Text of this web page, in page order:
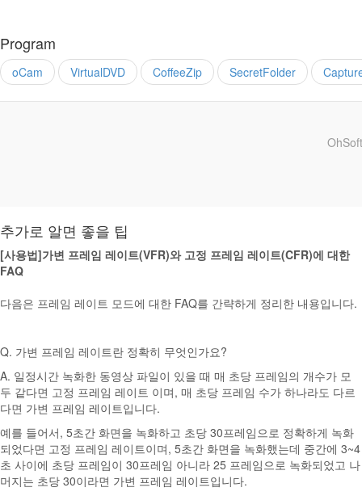
Program
oCam VirtualDVD CoffeeZip SecretFolder
추가로 알면 좋을 팁
[사용법]가변 프레임 레이트(VFR)와 고정 프레임 레이트(CFR)에 대한
FAQ
다음은 프레임 레이트 모드에 대한 FAQ를 간략하게 정리한 내용입니다.
Q. 가변 프레임 레이트란 정확히 무엇인가요?
A. 일정시간 녹화한 동영상 파일이 있을 때 매 초당 프레임의 개수가 모
두 같다면 고정 프레임 레이트 이며, 매 초당 프레임 수가 하나라도 다르
다면 가변 프레임 레이트입니다.
예를 들어서, 5초간 화면을 녹화하고 초당 30프레임으로 정확하게 녹화
되었다면 고정 프레임 레이트이며, 5초간 화면을 녹화했는데 중간에 3~4
초 사이에 초당 프레임이 30프레임 아니라 25 프레임으로 녹화되었고 나
머지는 초당 30이라면 가변 프레임 레이트입니다.